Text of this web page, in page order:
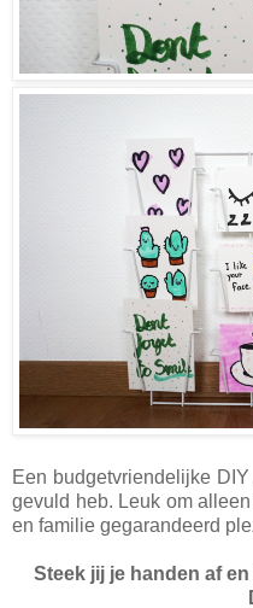
Een budgetvriendelijke
gevuld heb. Leuk om
en familie gegarandeerd
Steek jij je handen af